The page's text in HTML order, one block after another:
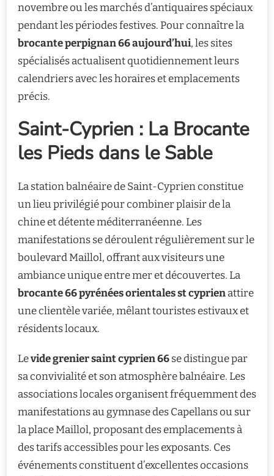
novembre ou les marchés d’antiquaires spéciaux
pendant les périodes festives. Pour connaître la
brocante perpignan 66 aujourd’hui, les sites
spécialisés actualisent quotidiennement leurs
calendriers avec les horaires et emplacements
précis.
Saint-Cyprien : La Brocante
les Pieds dans le Sable
La station balnéaire de Saint-Cyprien constitue
un lieu privilégié pour combiner plaisir de la
chine et détente méditerranéenne. Les
manifestations se déroulent régulièrement sur le
boulevard Maillol, offrant aux visiteurs une
ambiance unique entre mer et découvertes. La
brocante 66 pyrénées orientales st cyprienattire
une clientèle variée, mêlant touristes estivaux et
résidents locaux.
Levide grenier saint cyprien 66se distingue par
sa convivialité et son atmosphère balnéaire. Les
associations locales organisent fréquemment des
manifestations au gymnase des Capellans ou sur
la place Maillol, proposant des emplacements à
des tarifs accessibles pour les exposants. Ces
événements constituent d’excellentes occasions